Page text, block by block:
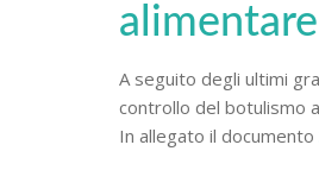
alimentare
A seguito degli ultimi
controllo del botulismo
In allegato il documento